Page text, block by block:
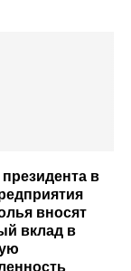
в
вносят
вклад в